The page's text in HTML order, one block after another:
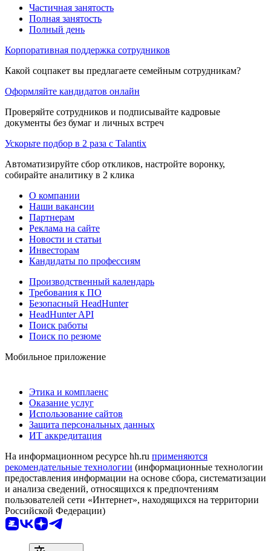
Частичная занятость
Полная занятость
Полный день
Корпоративная поддержка сотрудников
Какой соцпакет вы предлагаете семейным сотрудникам?
Оформляйте кандидатов онлайн
Проверяйте сотрудников и подписывайте кадровые
документы без бумаг и личных встреч
Ускорьте подбор в 2 раза с Talantix
Автоматизируйте сбор откликов, настройте воронку,
собирайте аналитику в 2 клика
О компании
Наши вакансии
Партнерам
Реклама на сайте
Новости и статьи
Инвесторам
Кандидаты по профессиям
Производственный календарь
Требования к ПО
Безопасный HeadHunter
HeadHunter API
Поиск работы
Поиск по резюме
Мобильное приложение
Этика и комплаенс
Оказание услуг
Использование сайтов
Защита персональных данных
ИТ аккредитация
На информационном ресурсе hh.ru применяются
рекомендательные технологии (информационные технологии
предоставления информации на основе сбора, систематизации
и анализа сведений, относящихся к предпочтениям
пользователей сети «Интернет», находящихся на территории
Российской Федерации)